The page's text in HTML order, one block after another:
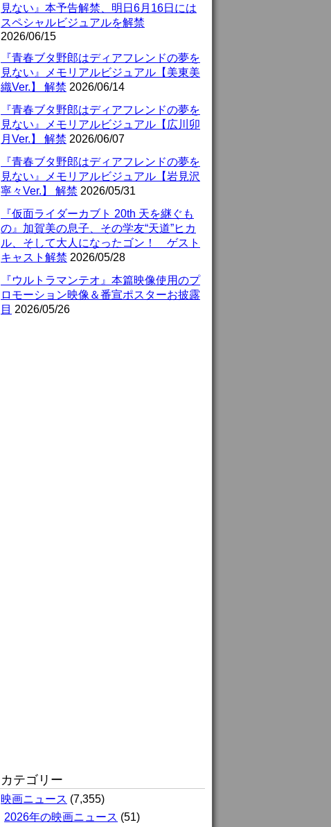
見ない』本予告解禁、明日6月16日には
スペシャルビジュアルを解禁
2026/06/15
『青春ブタ野郎はディアフレンドの夢を
見ない』メモリアルビジュアル【美東美
織Ver.】 解禁 2026/06/14
『青春ブタ野郎はディアフレンドの夢を
見ない』メモリアルビジュアル【広川卯
月Ver.】 解禁 2026/06/07
『青春ブタ野郎はディアフレンドの夢を
見ない』メモリアルビジュアル【岩見沢
寧々Ver.】 解禁 2026/05/31
『仮面ライダーカブト 20th 天を継ぐも
の』加賀美の息子、その学友“天道”ヒカ
ル、そして大人になったゴン！ ゲスト
キャスト解禁 2026/05/28
『ウルトラマンテオ』本篇映像使用のプ
ロモーション映像＆番宣ポスターお披露
目 2026/05/26
カテゴリー
映画ニュース (7,355)
2026年の映画ニュース (51)